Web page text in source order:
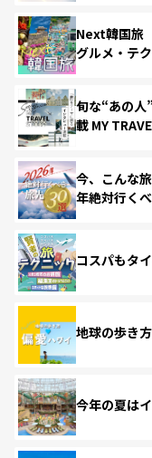
Next韓国旅
グルメ・テ
旬な“あの人
載 MY
今、こんな
年絶対行く
コスパもタ
地球の歩き
今年の夏は